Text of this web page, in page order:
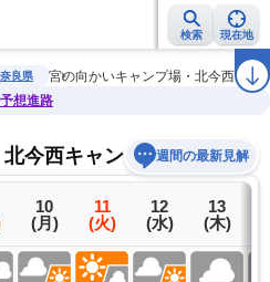
検索 現在地
情報 警報・注意報 2週間天気 ラ
奈良県
宮の向かいキャンプ場・北今西キャ
想進路
今西キャンプ場の2週間天
週間の最新見解
10
(月)
11
(火)
12
(水)
13
(木)